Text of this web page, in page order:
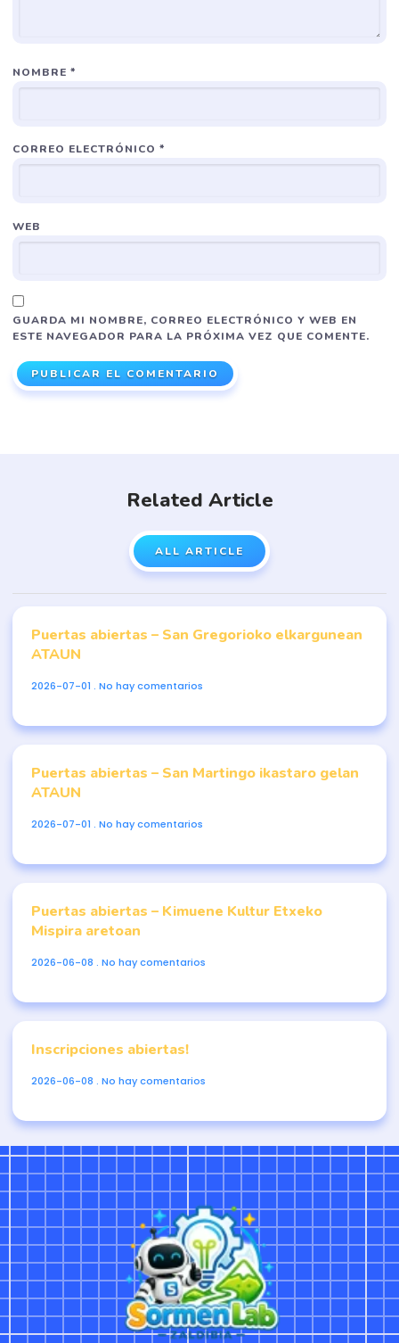
NOMBRE *
CORREO ELECTRÓNICO *
WEB
GUARDA MI NOMBRE, CORREO ELECTRÓNICO Y WEB EN
ESTE NAVEGADOR PARA LA PRÓXIMA VEZ QUE COMENTE.
Related Article
ALL ARTICLE
Puertas abiertas – San Gregorioko elkargunean
ATAUN
2026-07-01 No hay comentarios
Puertas abiertas – San Martingo ikastaro gelan
ATAUN
2026-07-01 No hay comentarios
Puertas abiertas – Kimuene Kultur Etxeko
Mispira aretoan
2026-06-08 No hay comentarios
Inscripciones abiertas!
2026-06-08 No hay comentarios